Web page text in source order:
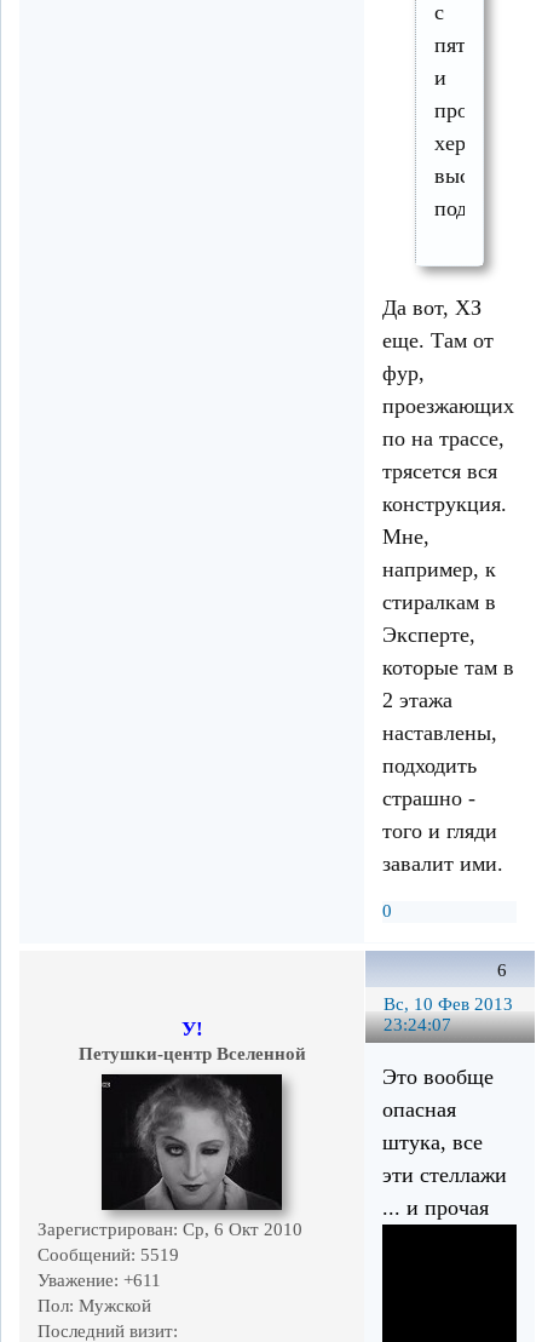
с
и
прочей
хернёй
выстоит
подольше.
Да вот, ХЗ
еще. Там от
фур,
проезжающих
по на трассе,
трясется вся
конструкция.
Мне,
например, к
стиралкам в
Эксперте,
которые там в
2 этажа
наставлены,
подходить
страшно -
того и гляди
завалит ими.
0
6
Вс, 10 Фев 2013
23:24:07
У!
Петушки-центр Вселенной
Зарегистрирован: Ср, 6 Окт 2010
Сообщений: 5519
Уважение: +611
Пол: Мужской
Последний визит:
Это вообще
опасная
штука, все
эти стеллажи
... и прочая